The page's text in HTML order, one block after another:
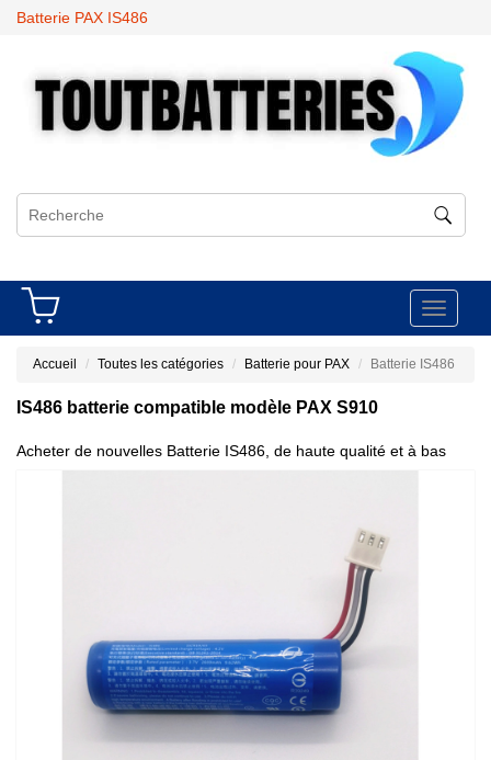
Batterie PAX IS486
Toggle
Accueil Toutes les catégories Batterie pour PAX Batterie IS486
IS486 batterie compatible modèle PAX S910
Acheter de nouvelles Batterie IS486, de haute qualité et à bas